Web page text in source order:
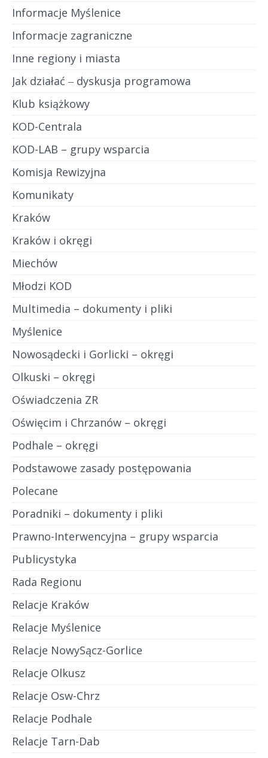
Informacje Myślenice
Informacje zagraniczne
Inne regiony i miasta
Jak działać ‒ dyskusja programowa
Klub książkowy
KOD-Centrala
KOD-LAB – grupy wsparcia
Komisja Rewizyjna
Komunikaty
Kraków
Kraków i okręgi
Miechów
Młodzi KOD
Multimedia – dokumenty i pliki
Myślenice
Nowosądecki i Gorlicki – okręgi
Olkuski – okręgi
Oświadczenia ZR
Oświęcim i Chrzanów – okręgi
Podhale – okręgi
Podstawowe zasady postępowania
Polecane
Poradniki – dokumenty i pliki
Prawno-Interwencyjna – grupy wsparcia
Publicystyka
Rada Regionu
Relacje Kraków
Relacje Myślenice
Relacje NowySącz-Gorlice
Relacje Olkusz
Relacje Osw-Chrz
Relacje Podhale
Relacje Tarn-Dab